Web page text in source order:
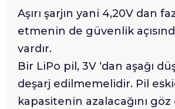
Aşırı şarjın yani 4,20V dan
etmenin de güvenlik
vardır.
Bir LiPo pil, 3V ‘dan aşağı
deşarj edilmemelidir. Pil
kapasitenin azalacağını